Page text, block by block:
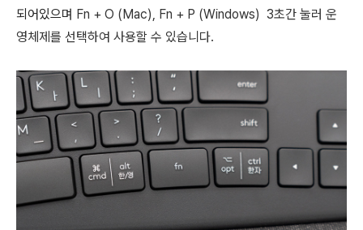
되어있으며 Fn + O (Mac), Fn + P (Windows) 3초간 눌러 운
영체제를 선택하여 사용할 수 있습니다.